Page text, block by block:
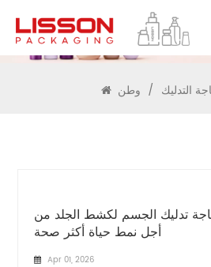
يبحث
/ التدليك
تدليك الجسم لكشط الجلد من
أجل نمط حياة أكثر صحة
Apr 01, 2026